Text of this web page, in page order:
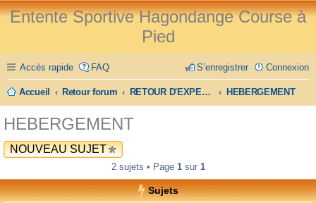
Entente Sportive Hagondange Course à
Pied
Accès rapide FAQ Connexion
S’enregistrer
Accueil Retour forum RETOUR D'EXPERIENCE HEBERGEMENT
HEBERGEMENT
NOUVEAU SUJET
2 sujets • Page 1sur 1
Sujets